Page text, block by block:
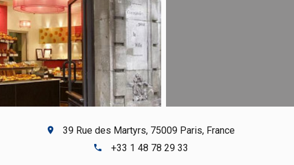
39 Rue des Martyrs, 75009 Paris, France
+33 1 48 78 29 33